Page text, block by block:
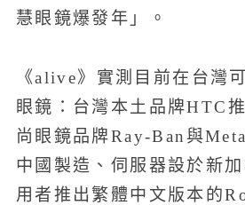
慧眼鏡爆發年」。
《alive》實測目前在台灣
眼鏡：台灣本土品牌HTC
尚眼鏡品牌Ray-Ban與
中國製造、伺服器設於新
用者推出繁體中文版本的